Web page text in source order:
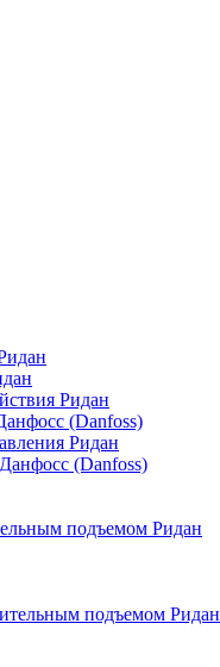
Ридан
(Danfoss)
Ридан
(Danfoss)
подъемом Ридан
подъемом Ридан